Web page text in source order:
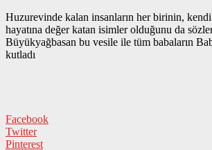
Huzurevinde kalan insanların her birinin,
hayatına değer katan isimler olduğunu da
Büyükyağbasan bu vesile ile tüm babaların
kutladı
Facebook
Twitter
Pinterest